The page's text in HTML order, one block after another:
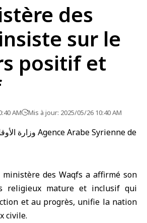
des
sur le
positif et
AM Mis à jour: 2025/05/26 10:40 AM
ministère des Waqfs a affirmé son
religieux mature et inclusif qui
et au progrès, unifie la nation
civile.